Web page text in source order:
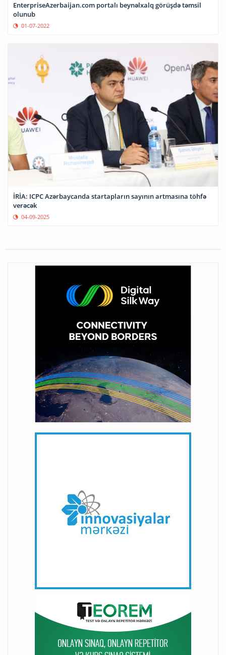
EnterpriseAzerbaijan.com portalı beynəlxalq görüşdə təmsil
olunub
01-07-2022
İRİA: ICPC Azərbaycanda startapların sayının artmasına töhfə
verəcək
04-09-2025